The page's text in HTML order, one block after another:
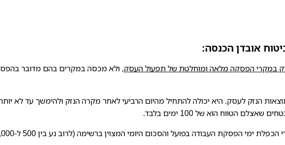
אובדן הכנסה:
במקרי הפסקה מלאה ומוחלטת של תפעול העסק, ולא מכסה במקרים בהם מדובר
הנזק לעסק. היא יכולה להתחיל מהיום הרביעי לאחר מקרה הנזק ולהימשך עד לא